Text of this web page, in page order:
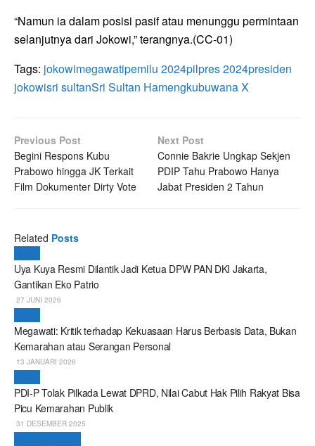
“Namun ia dalam posisi pasif atau menunggu permintaan
selanjutnya dari Jokowi,” terangnya.(CC-01)
Tags: jokowimegawatipemilu 2024pilpres 2024presiden
jokowisri sultanSri Sultan Hamengkubuwana X
Previous Post
Begini Respons Kubu
Prabowo hingga JK Terkait
Film Dokumenter Dirty Vote
Next Post
Connie Bakrie Ungkap Sekjen
PDIP Tahu Prabowo Hanya
Jabat Presiden 2 Tahun
Related Posts
Uya Kuya Resmi Dilantik Jadi Ketua DPW PAN DKI Jakarta,
Gantikan Eko Patrio
27 JUNI 2026
Megawati: Kritik terhadap Kekuasaan Harus Berbasis Data, Bukan
Kemarahan atau Serangan Personal
13 JANUARI 2026
PDI-P Tolak Pilkada Lewat DPRD, Nilai Cabut Hak Pilih Rakyat Bisa
Picu Kemarahan Publik
31 DESEMBER 2025